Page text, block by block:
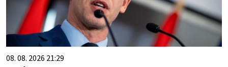
08. 08. 2026 21:29